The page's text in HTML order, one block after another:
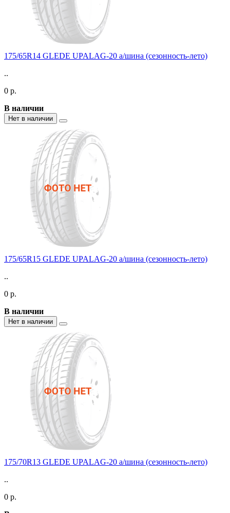
175/65R14 GLEDE UPALAG-20 а/шина (сезонность-лето)
..
0 р.
В наличии
Нет в наличии
175/65R15 GLEDE UPALAG-20 а/шина (сезонность-лето)
..
0 р.
В наличии
Нет в наличии
175/70R13 GLEDE UPALAG-20 а/шина (сезонность-лето)
..
0 р.